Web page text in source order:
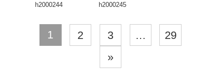
h2000244 h2000245
1 2 3 …
29
»